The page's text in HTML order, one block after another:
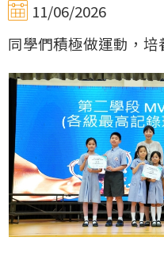
11/06/2026
同學們積極做運動，